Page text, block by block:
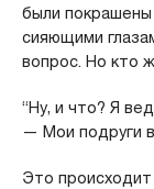
были
сияющими
вопрос. Но кто
“Ну, и что? Я
— Мои подруги
Это происходит